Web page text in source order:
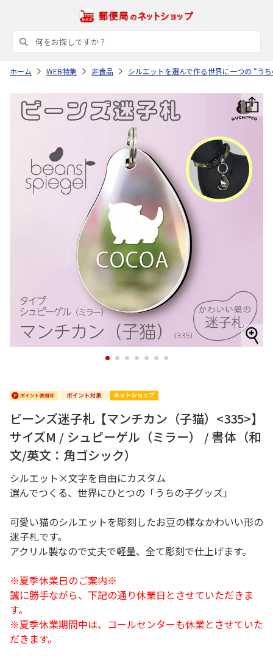
ホーム WEB特集 非食品 シルエットを選んで作る世界に一つの “う
1 2 3 4 5 6 7
ビーンズ迷子札【マンチカン（子猫）<335>】
サイズM / シュピーゲル（ミラー） / 書体（和
文/英文：角ゴシック）
シルエット×文字を自由にカスタム
選んでつくる、世界にひとつの「うちの子グッズ」
可愛い猫のシルエットを彫刻したお豆の様なかわいい形の
迷子札です。
アクリル製なので丈夫で軽量、全て彫刻で仕上げます。
※夏季休業日のご案内※
誠に勝手ながら、下記の通り休業日とさせていただきま
す。
※夏季休業期間中は、コールセンターも休業とさせていた
だきます。